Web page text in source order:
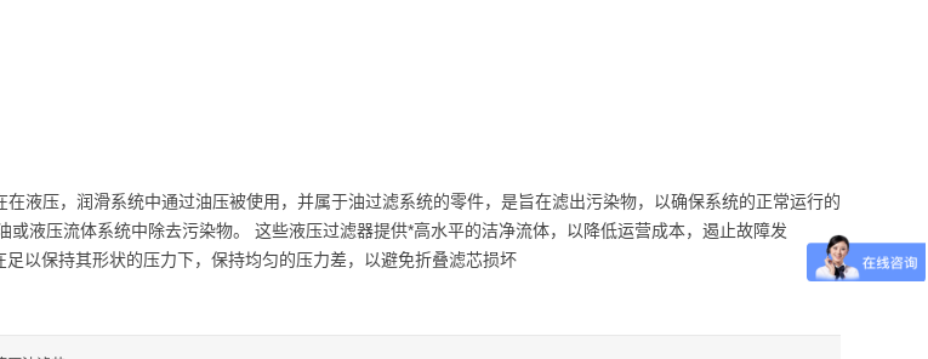
液压，润滑系统中通过油压被使用，并属于油过滤系统的零件，是旨在滤出污染物，以确保系统的正常运行的
或液压流体系统中除去污染物。 这些液压过滤器提供*高水平的洁净流体，以降低运营成本，遏止故障发
以保持其形状的压力下，保持均匀的压力差，以避免折叠滤芯损坏